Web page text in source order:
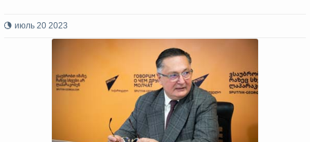
июль 20 2023